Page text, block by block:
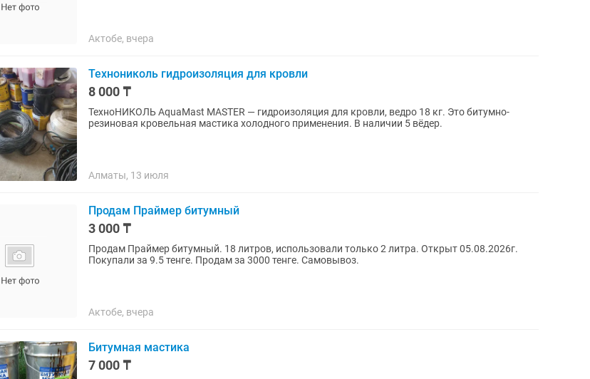
Актобе, вчера
Технониколь гидроизоляция для кровли
8 000 ₸
ТехноНИКОЛЬ AquaMast MASTER — гидроизоляция для кровли, ведро 18 кг. Это битумно-
резиновая кровельная мастика холодного применения. В наличии 5 вёдер.
Алматы, 13 июля
Продам Праймер битумный
3 000 ₸
Продам Праймер битумный. 18 литров, использовали только 2 литра. Открыт 05.08.2026г.
Покупали за 9.5 тенге. Продам за 3000 тенге. Самовывоз.
Актобе, вчера
Битумная мастика
7 000 ₸